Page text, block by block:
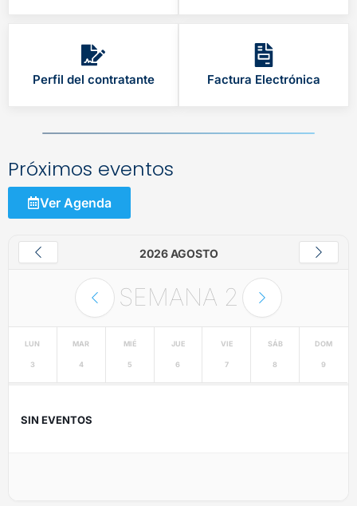
Perfil del contratante Factura Electrónica
Próximos eventos
Ver Agenda
2026 AGOSTO
SEMANA 2
LUN
3
MAR
4
MIÉ
5
JUE
6
VIE
7
SÁB
8
DOM
9
SIN EVENTOS